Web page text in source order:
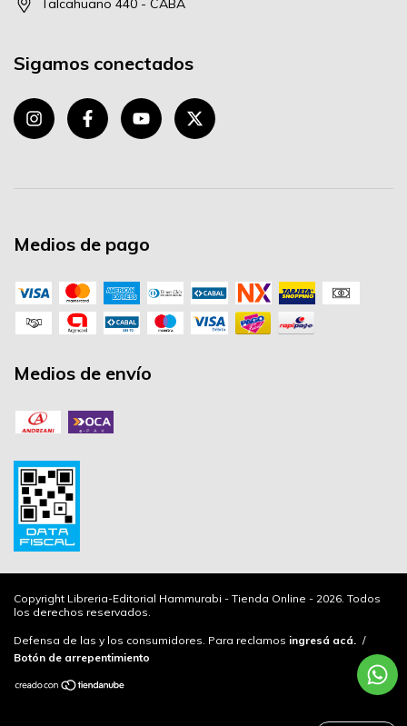
Talcahuano 440 - CABA
Sigamos conectados
Medios de pago
Medios de envío
Copyright Libreria-Editorial Hammurabi - Tienda Online - 2026. Todos
los derechos reservados.
Defensa de las y los consumidores. Para reclamos ingresá acá. /
Botón de arrepentimiento